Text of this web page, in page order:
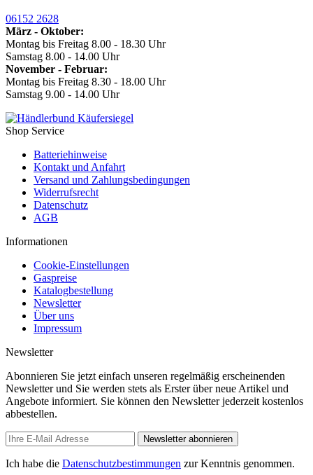
06152 2628
März - Oktober:
Montag bis Freitag 8.00 - 18.30 Uhr
Samstag 8.00 - 14.00 Uhr
November - Februar:
Montag bis Freitag 8.30 - 18.00 Uhr
Samstag 9.00 - 14.00 Uhr
Shop Service
Batteriehinweise
Kontakt und Anfahrt
Versand und Zahlungsbedingungen
Widerrufsrecht
Datenschutz
AGB
Informationen
Cookie-Einstellungen
Gaspreise
Katalogbestellung
Newsletter
Über uns
Impressum
Newsletter
Abonnieren Sie jetzt einfach unseren regelmäßig erscheinenden
Newsletter und Sie werden stets als Erster über neue Artikel und
Angebote informiert. Sie können den Newsletter jederzeit kostenlos
abbestellen.
Newsletter abonnieren
Ich habe die Datenschutzbestimmungen zur Kenntnis genommen.